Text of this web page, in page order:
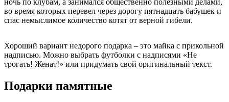
во время которых перевел через дорогу пятнадцать бабушек и
спас немыслимое количество котят от верной гибели.
Хороший вариант недорого подарка – это майка с прикольной
надписью. Можно выбрать футболки с надписями «Не
трогать! Женат!» или придумать свой оригинальный текст.
Подарки памятные